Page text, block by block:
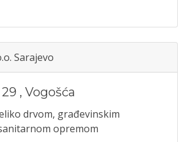
Sarajevo
, Vogošća
drvom, građevinskim
opremom